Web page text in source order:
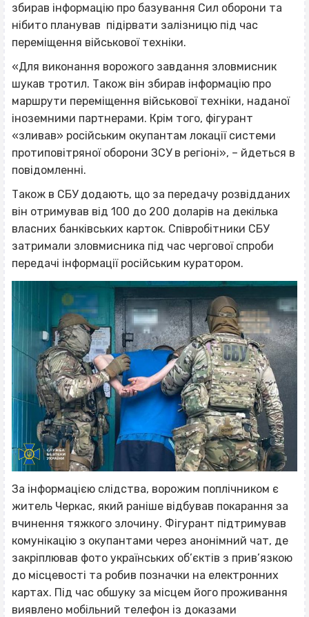
збирав інформацію про базування Сил оборони та
нібито планував підірвати залізницю під час
переміщення військової техніки.
«Для виконання ворожого завдання зловмисник
шукав тротил. Також він збирав інформацію про
маршрути переміщення військової техніки, наданої
іноземними партнерами. Крім того, фігурант
«зливав» російським окупантам локації системи
протиповітряної оборони ЗСУ в регіоні», – йдеться в
повідомленні.
Також в СБУ додають, що за передачу розвідданих
він отримував від 100 до 200 доларів на декілька
власних банківських карток. Співробітники СБУ
затримали зловмисника під час чергової спроби
передачі інформації російським куратором.
За інформацією слідства, ворожим поплічником є
житель Черкас, який раніше відбував покарання за
вчинення тяжкого злочину. Фігурант підтримував
комунікацію з окупантами через анонімний чат, де
закріплював фото українських об’єктів з прив’язкою
до місцевості та робив позначки на електронних
картах. Під час обшуку за місцем його проживання
виявлено мобільний телефон із доказами